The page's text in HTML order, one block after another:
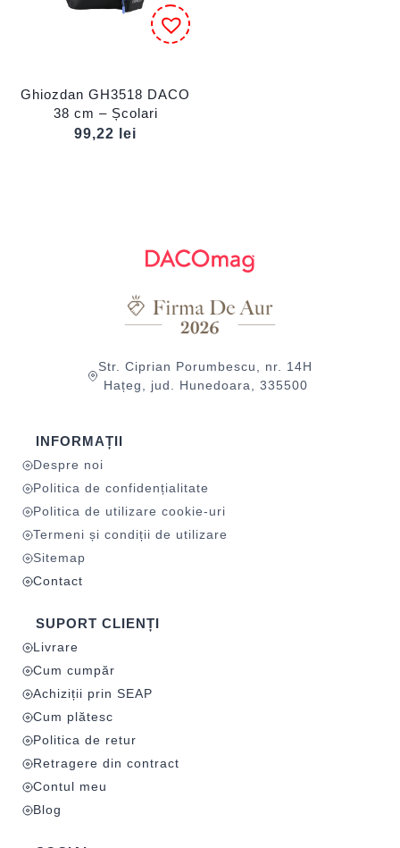
Ghiozdan GH3518 DACO
38 cm – Școlari
99,22
lei
Str. Ciprian Porumbescu, nr. 14H
Hațeg, jud. Hunedoara, 335500
INFORMAȚII
Despre noi
Politica de confidențialitate
Politica de utilizare cookie-uri
Termeni și condiții de utilizare
Sitemap
Contact
SUPORT CLIENȚI
Livrare
Cum cumpăr
Achiziții prin SEAP
Cum plătesc
Politica de retur
Retragere din contract
Contul meu
Blog